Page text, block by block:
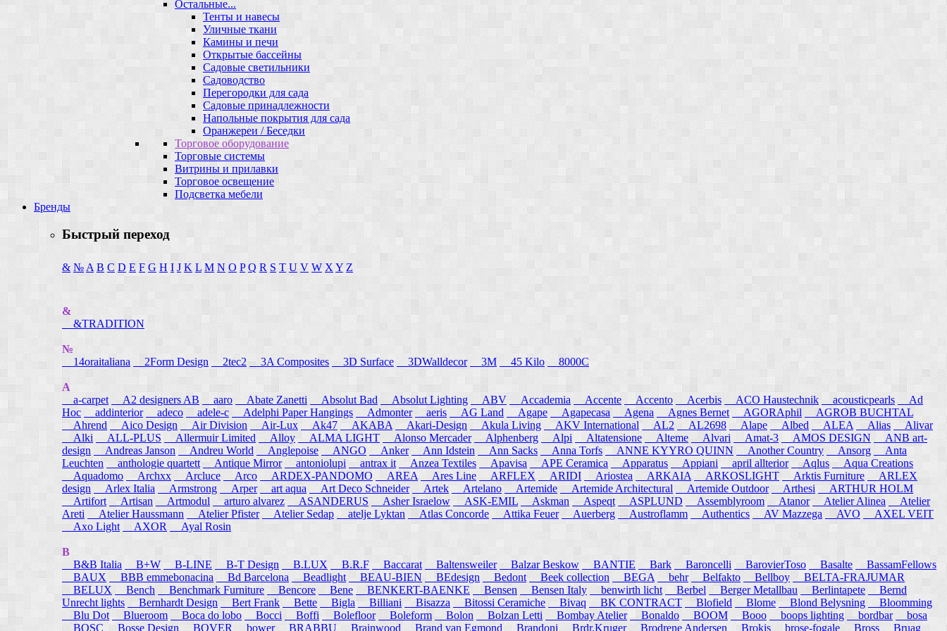
Остальные...
Тенты и навесы
Уличные ткани
Камины и печи
Открытые бассейны
Садовые светильники
Садоводство
Перегородки для сада
Садовые принадлежности
Напольные покрытия для сада
Оранжереи / Беседки
Торговое оборудование
Торговые системы
Витрины и прилавки
Торговое освещение
Подсветка мебели
Бренды
Быстрый переход
& № A B C D E F G H I J K L M N O P Q R S T U V W X Y Z
&
&TRADITION
№
14oraitaliana
2Form Design 2tec2 3A Composites 3D Surface 3DWalldecor 3M 45 Kilo 8000C
A
a-carpet
A2 designers AB aaro Abate Zanetti Absolut Bad Absolut Lighting ABV Accademia Accente Accento Acerbis ACO Haustechnik acousticpearls
Ad
Hoc
addinterior adeco adele-c Adelphi Paper Hangings Admonter aeris AG Land Agape Agapecasa Agena Agnes Bernet AGORAphil
AGROB BUCHTAL
Ahrend
Aico Design Air Division Air-Lux Ak47 AKABA Akari-Design Akula Living AKV International AL2 AL2698 Alape Albed ALEA Alias
Alivar
Alki
ALL-PLUS Allermuir Limited Alloy ALMA LIGHT Alonso Mercader Alphenberg Alpi Altatensione Alteme Alvari Amat-3 AMOS DESIGN
ANB art-
design
Andreas Janson Andreu World Anglepoise ANGO Anker Ann Idstein Ann Sacks Anna Torfs ANNE KYYRO QUINN Another Country Ansorg
Anta
Leuchten
anthologie quartett Antique Mirror antoniolupi antrax it Anzea Textiles Apavisa APE Ceramica Apparatus Appiani april allterior Aqlus Aqua Creations
Aquadomo
Archxx Arcluce Arco ARDEX-PANDOMO AREA Ares Line ARFLEX ARIDI Ariostea ARKAIA ARKOSLIGHT Arktis Furniture
ARLEX
design
Arlex Italia Armstrong Arper art aqua Art Deco Schneider Artek Artelano Artemide Artemide Architectural Artemide Outdoor Arthesi
ARTHUR HOLM
Artifort
Artisan Artmodul arturo alvarez ASANDERUS Asher Israelow ASK-EMIL Askman Aspeqt ASPLUND Assemblyroom Atanor Atelier Alinea
Atelier
Areti
Atelier Haussmann Atelier Pfister Atelier Sedap atelje Lyktan Atlas Concorde Attika Feuer Auerberg Austroflamm Authentics AV Mazzega AVO
AXEL VEIT
Axo Light
AXOR Ayal Rosin
B
B&B Italia
B+W B-LINE B-T Design B.LUX B.R.F Baccarat Baltensweiler Balzar Beskow BANTIE Bark Baroncelli BarovierToso Basalte
BassamFellows
BAUX
BBB emmebonacina Bd Barcelona Beadlight BEAU-BIEN BEdesign Bedont Beek collection BEGA behr Belfakto Bellboy
BELTA-FRAJUMAR
BELUX
Bench Benchmark Furniture Bencore Bene BENKERT-BAENKE Bensen Bensen Italy benwirth licht Berbel Berger Metallbau Berlintapete
Bernd
Unrecht lights
Bernhardt Design Bert Frank Bette Bigla Billiani Bisazza Bitossi Ceramiche Bivaq BK CONTRACT Blofield Blome Blond Belysning
Bloomming
Blu Dot
Blueroom Boca do lobo Bocci Boffi Bolefloor Boleform Bolon Bolzan Letti Bombay Atelier Bonaldo BOOM Booo boops lighting bordbar
bosa
BOSC Bosse Design BOVER bower BRABBU Brainwood Brand van Egmond Brandoni Brdr.Kruger Brodrene Andersen Brokis brose-fogale Bross Bruag